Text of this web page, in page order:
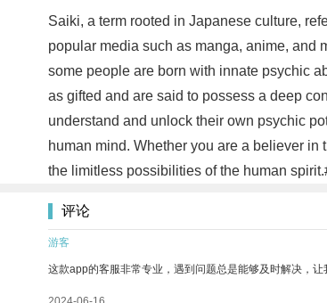
Saiki, a term rooted in Japanese culture,
popular media such as manga, anime, and
some people are born with innate psychic
as gifted and are said to possess a deep
understand and unlock their own psychic
human mind. Whether you are a believer
the limitless possibilities of the human
评论
游客
这款app的客服非常专业，遇到问题总是能够及时解决，让